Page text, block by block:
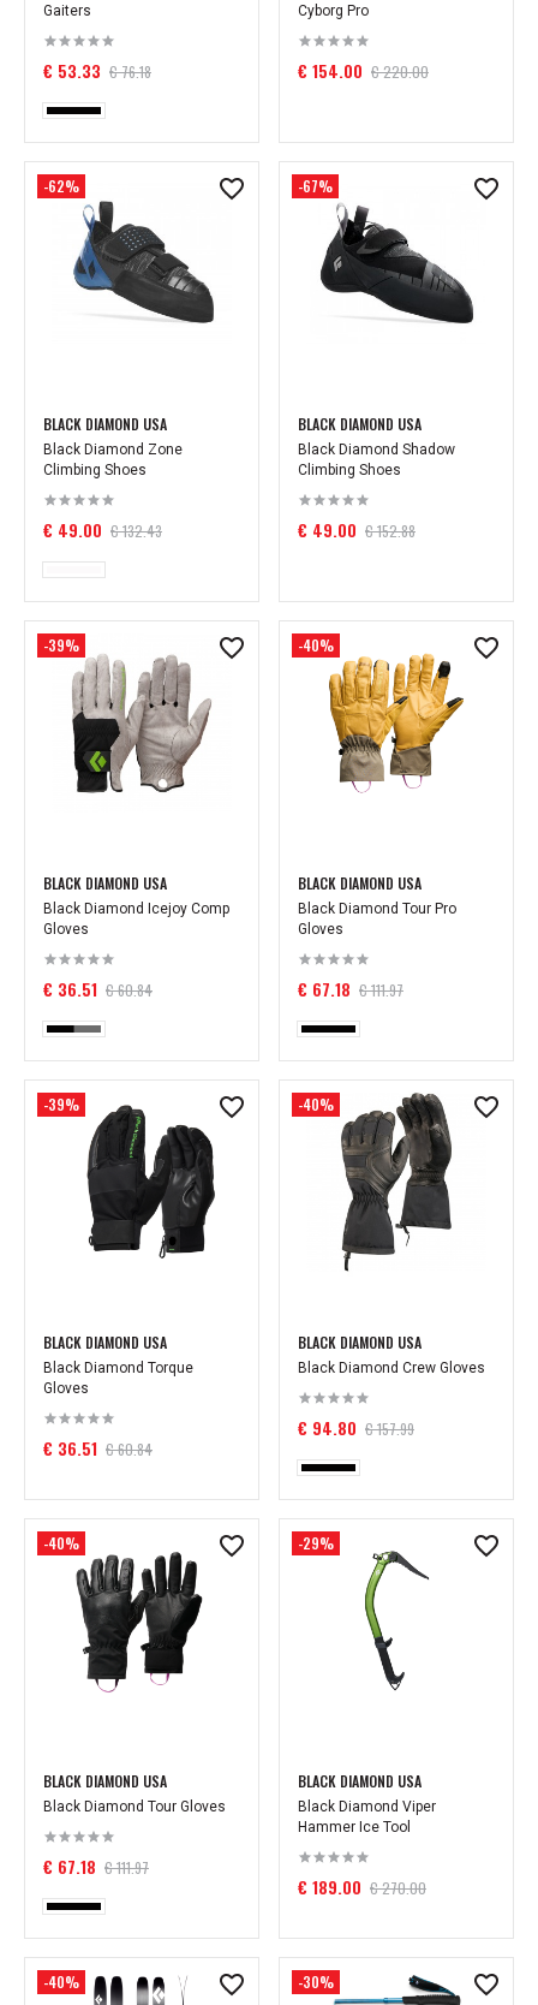
Gaiters
€ 53.33 € 76.18
Cyborg Pro
€ 154.00 € 220.00
-62%
BLACK DIAMOND USA
Black Diamond Zone
Climbing Shoes
€ 49.00 € 132.43
-67%
BLACK DIAMOND USA
Black Diamond Shadow
Climbing Shoes
€ 49.00 € 152.88
-39%
BLACK DIAMOND USA
Black Diamond Icejoy Comp
Gloves
€ 36.51 € 60.84
-40%
BLACK DIAMOND USA
Black Diamond Tour Pro
Gloves
€ 67.18 € 111.97
-39%
BLACK DIAMOND USA
Black Diamond Torque
Gloves
€ 36.51 € 60.84
-40%
BLACK DIAMOND USA
Black Diamond Crew Gloves
€ 94.80 € 157.99
-40%
BLACK DIAMOND USA
Black Diamond Tour Gloves
€ 67.18 € 111.97
-29%
BLACK DIAMOND USA
Black Diamond Viper
Hammer Ice Tool
€ 189.00 € 270.00
-40% -30%